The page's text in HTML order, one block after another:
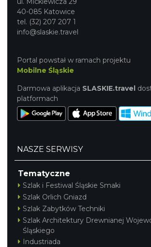
40-085 Katowice
tel. (32) 207 207 1
info@slaskie.travel
Portal powstał w ramach projektu
Mobilne Śląskie
Darmowa aplikacja SLASKIE.travel
platformach
NASZE SERWISY
Tematyczne
Szlak i Festiwal Śląskie Smaki
Szlak Orlich Gniazd
Szlak Zabytków Techniki
Szlak Architektury Drewnianej
Śląskiego
Industriada